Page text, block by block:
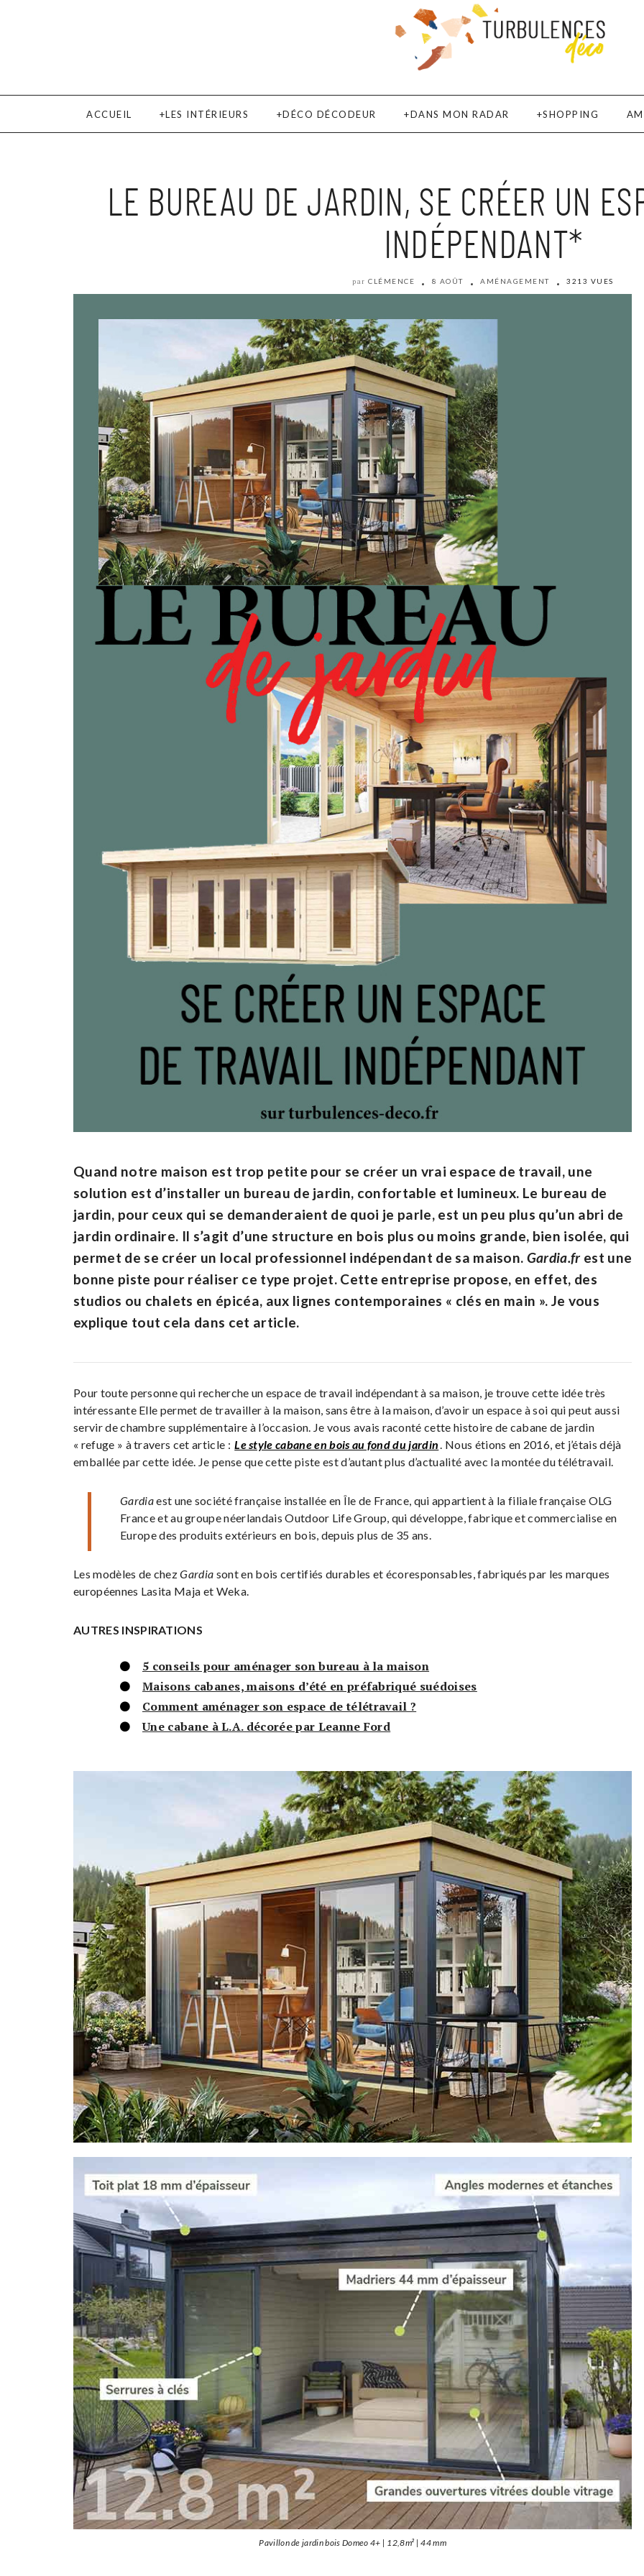
ACCUEIL LES INTÉRIEURS DÉCO DÉCODEUR DANS MON RADAR SHOPPING
LE BUREAU DE JARDIN, SE CRÉER UN
INDÉPENDANT*
par CLÉMENCE 8 AOÛT AMÉNAGEMENT 3213 VUES
Quand notre maison est trop petite pour se créer un vrai espace de travail, une
solution est d’installer un bureau de jardin, confortable et lumineux. Le bureau de
jardin, pour ceux qui se demanderaient de quoi je parle, est un peu plus qu’un abri de
jardin ordinaire. Il s’agit d’une structure en bois plus ou moins grande, bien isolée, qui
permet de se créer un local professionnel indépendant de sa maison. Gardia.frest une
bonne piste pour réaliser ce type projet. Cette entreprise propose, en effet, des
studios ou chalets en épicéa, aux lignes contemporaines « clés en main ». Je vous
explique tout cela dans cet article.
Pour toute personne qui recherche un espace de travail indépendant à sa maison, je trouve cette idée très
intéressante Elle permet de travailler à la maison, sans être à la maison, d’avoir un espace à soi qui peut aussi
servir de chambre supplémentaire à l’occasion. Je vous avais raconté cette histoire de cabane de jardin
« refuge » à travers cet article : Le style cabane en bois au fond du jardin . Nous étions en 2016, et j’étais déjà
emballée par cette idée. Je pense que cette piste est d’autant plus d’actualité avec la montée du télétravail.
Gardiaest une société française installée en Île de France, qui appartient à la filiale française OLG
France et au groupe néerlandais Outdoor Life Group, qui développe, fabrique et commercialise en
Europe des produits extérieurs en bois, depuis plus de 35 ans.
Les modèles de chezGardia sont en bois certifiés durables et écoresponsables, fabriqués par les marques
européennes Lasita Maja et Weka.
AUTRES INSPIRATIONS
5 conseils pour aménager son bureau à la maison
Maisons cabanes, maisons d’été en préfabriqué suédoises
Comment aménager son espace de télétravail ?
Une cabane à L.A. décorée par Leanne Ford
Pavillon de jardin bois Domeo 4+ | 12,8m² | 44 mm